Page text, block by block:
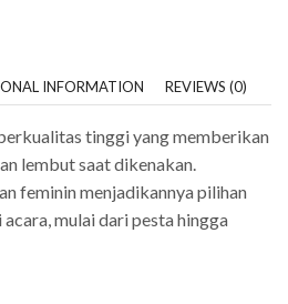
INFORMATION REVIEWS (0)
tinggi yang memberikan
lembut saat dikenakan.
feminin menjadikannya pilihan
mulai dari pesta hingga